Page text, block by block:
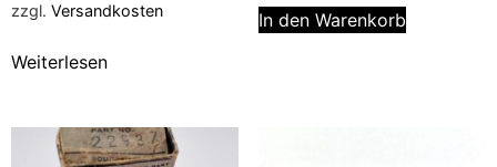
zzgl. Versandkosten
Weiterlesen
In den Warenkorb